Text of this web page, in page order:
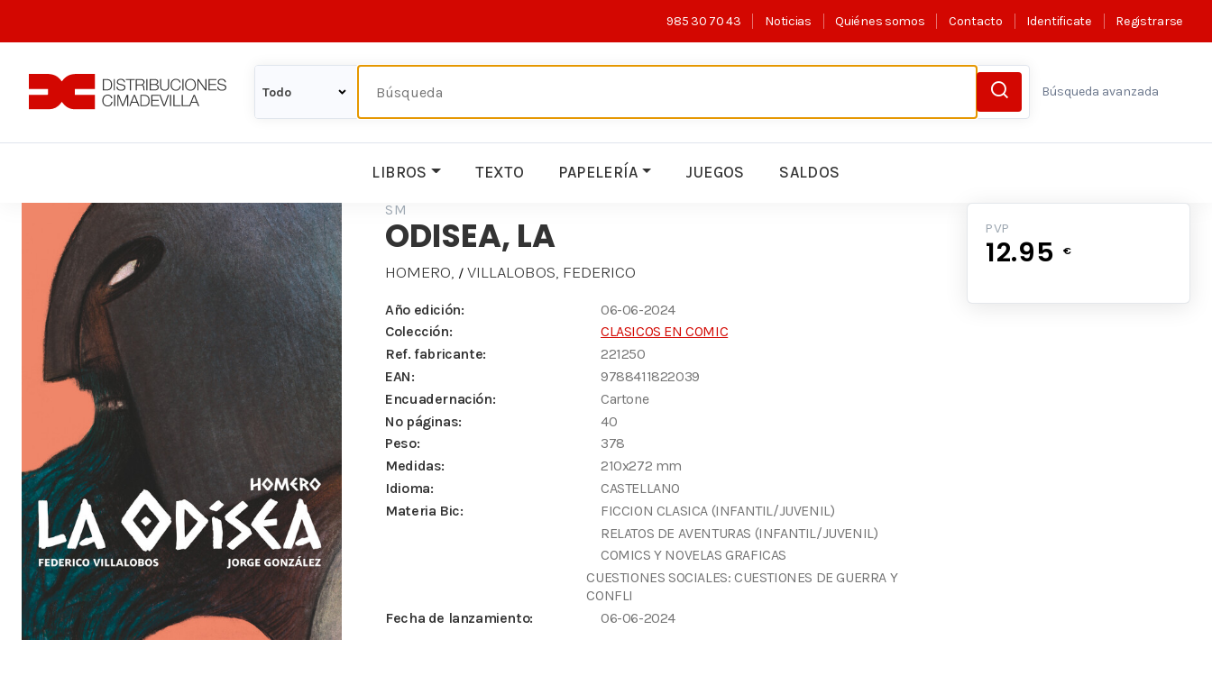
985 30 70 43 Noticias Quiénes somos Contacto Identificate Registrarse
Búsqueda avanzada
LIBROS TEXTO PAPELERÍA JUEGOS SALDOS
SM
ODISEA, LA
HOMERO, /VILLALOBOS, FEDERICO
Año edición:
06-06-2024
Colección:
CLASICOS EN COMIC
Ref. fabricante:
221250
EAN:
9788411822039
Encuadernación:
Cartone
Nº páginas:
40
Peso:
378
Medidas:
210x272 mm
Idioma:
CASTELLANO
Materia Bic:
FICCION CLASICA (INFANTIL/JUVENIL)
RELATOS DE AVENTURAS (INFANTIL/JUVENIL)
COMICS Y NOVELAS GRAFICAS
CUESTIONES SOCIALES: CUESTIONES DE GUERRA Y
CONFLI
Fecha de lanzamiento:
06-06-2024
PVP
12.95 €